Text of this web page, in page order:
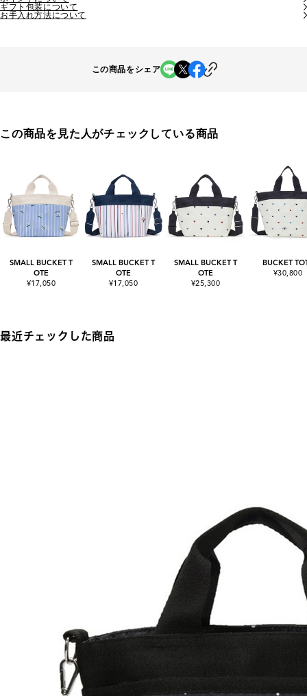
ギフト包装について
お手入れ方法について
この商品をシェア
この商品を見た人がチェックしている商品
SMALL BUCKET T
OTE
¥17,050
SMALL BUCKET T
OTE
¥17,050
SMALL BUCKET T
OTE
¥25,300
BUCKET
¥30,800
最近チェックした商品